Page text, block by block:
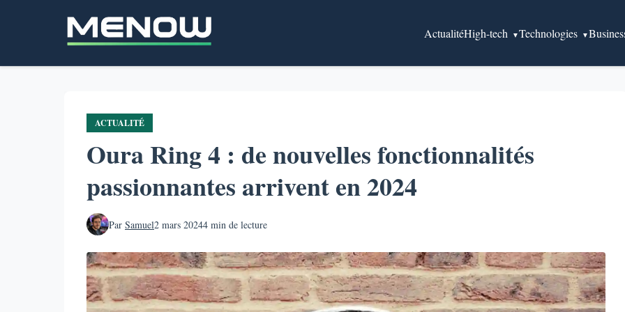
ActualitéHigh-tech Technologies
ACTUALITÉ
Oura Ring 4 : de nouvelles fonctionnalités
passionnantes arrivent en 2024
Par Samuel2 mars 20244 min de lecture